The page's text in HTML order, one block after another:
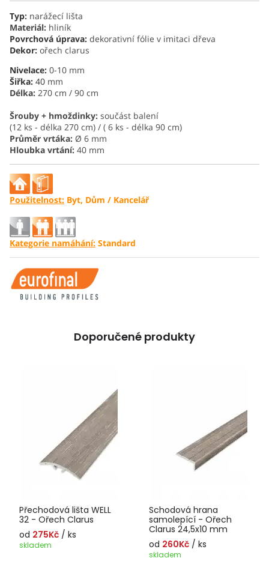
Typ: narážecí lišta
Materiál: hliník
Povrchová úprava: dekorativní fólie v imitaci dřeva
Dekor: ořech clarus
Nivelace: 0-10 mm
Šiřka: 40 mm
Délka: 270 cm / 90 cm
Šrouby + hmoždinky: součást balení
(12 ks - délka 270 cm) / ( 6 ks - délka 90 cm)
Průměr vrtáka: Ø 6 mm
Hloubka vrtání: 40 mm
Použitelnost: Byt, Dům / Kancelář
Kategorie namáhání: Standard
Doporučené produkty
Přechodová lišta WELL
32 - Ořech Clarus
od 275Kč / ks
skladem
Schodová hrana
samolepící - Ořech
Clarus 24,5x10 mm
od 260Kč / ks
skladem